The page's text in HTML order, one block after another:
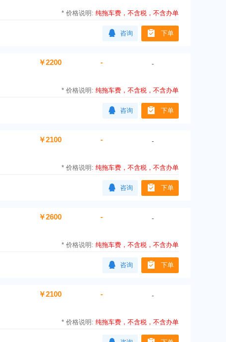
*价格说明:纯拖车费，不含税，不含办单
咨询 下单
￥2200 - -
*价格说明:纯拖车费，不含税，不含办单
咨询 下单
￥2100 - -
*价格说明:纯拖车费，不含税，不含办单
咨询 下单
￥2600 - -
*价格说明:纯拖车费，不含税，不含办单
咨询 下单
￥2100 - -
*价格说明:纯拖车费，不含税，不含办单